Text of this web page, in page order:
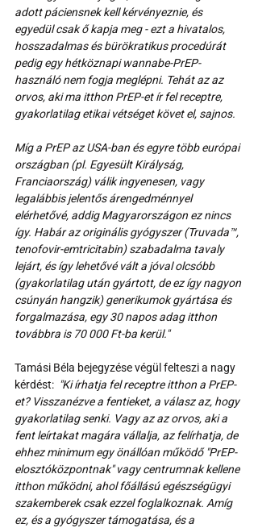
adott páciensnek kell kérvényeznie, és
egyedül csak ő kapja meg - ezt a hivatalos,
hosszadalmas és bürökratikus procedúrát
pedig egy hétköznapi wannabe-PrEP-
használó nem fogja meglépni. Tehát az az
orvos, aki ma itthon PrEP-et ír fel receptre,
gyakorlatilag etikai vétséget követ el, sajnos.
Míg a PrEP az USA-ban és egyre több európai
országban (pl. Egyesült Királyság,
Franciaország) válik ingyenesen, vagy
legalábbis jelentős árengedménnyel
elérhetővé, addig Magyarországon ez nincs
így. Habár az originális gyógyszer (Truvada™,
tenofovir-emtricitabin) szabadalma tavaly
lejárt, és így lehetővé vált a jóval olcsóbb
(gyakorlatilag után gyártott, de ez így nagyon
csúnyán hangzik) generikumok gyártása és
forgalmazása, egy 30 napos adag itthon
továbbra is 70 000 Ft-ba kerül."
Tamási Béla bejegyzése végül felteszi a nagy
kérdést: "Ki írhatja fel receptre itthon a PrEP-
et? Visszanézve a fentieket, a válasz az, hogy
gyakorlatilag senki. Vagy az az orvos, aki a
fent leírtakat magára vállalja, az felírhatja, de
ehhez minimum egy önállóan működő "PrEP-
elosztóközpontnak" vagy centrumnak kellene
itthon működni, ahol főállású egészségügyi
szakemberek csak ezzel foglalkoznak. Amíg
ez, és a gyógyszer támogatása, és a